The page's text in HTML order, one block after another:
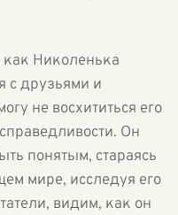
как Николенька
с друзьями и
не восхититься его
Он
понятым, стараясь
мире, исследуя его
видим, как он